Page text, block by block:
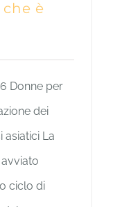
è
Donne per
dei
asiatici La
avviato
ciclo di